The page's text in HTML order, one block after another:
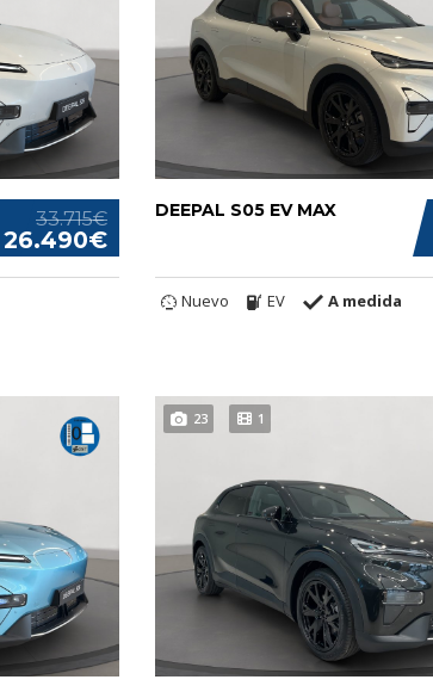
33.715€
26.490€
DEEPAL S05 EV MAX
Nuevo EV A medida
23 1